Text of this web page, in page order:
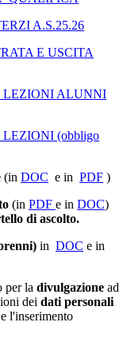
A.S.25.26
E USCITA
LEZIONI ALUNNI
(obbligo
(in DOC e in PDF )
(in PDF e in DOC)
di ascolto.
in DOC e in
per la divulgazione ad
dei dati personali
l'inserimento